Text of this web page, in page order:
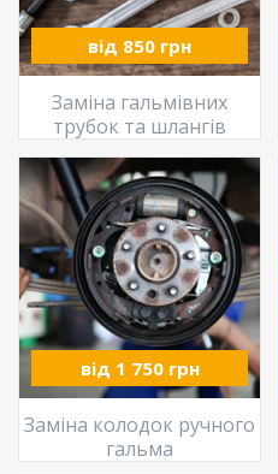
від 850 грн
Заміна гальмівних
трубок та шлангів
від 1 750 грн
Заміна колодок ручного
гальма